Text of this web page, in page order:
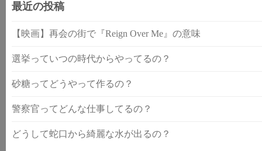
最近の投稿
【映画】再会の街で『Reign Over Me』の意味
選挙っていつの時代からやってるの？
砂糖ってどうやって作るの？
警察官ってどんな仕事してるの？
どうして蛇口から綺麗な水が出るの？